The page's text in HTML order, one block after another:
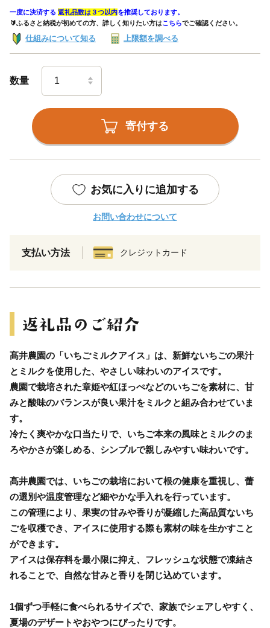
一度に決済する 返礼品数は３つ以内を推奨しております。
🔰ふるさと納税が初めての方、詳しく知りたい方はこちらでご確認ください。
仕組みについて知る 上限額を調べる
数量
寄付する
お気に入りに追加する
お問い合わせについて
支払い方法 クレジットカード
髙井農園の「いちごミルクアイス」は、新鮮ないちごの果汁
とミルクを使用した、やさしい味わいのアイスです。
農園で栽培された章姫や紅ほっぺなどのいちごを素材に、甘
みと酸味のバランスが良い果汁をミルクと組み合わせていま
す。
冷たく爽やかな口当たりで、いちご本来の風味とミルクのま
ろやかさが楽しめる、シンプルで親しみやすい味わいです。
髙井農園では、いちごの栽培において根の健康を重視し、蕾
の選別や温度管理など細やかな手入れを行っています。
この管理により、果実の甘みや香りが凝縮した高品質ないち
ごを収穫でき、アイスに使用する際も素材の味を生かすこと
ができます。
アイスは保存料を最小限に抑え、フレッシュな状態で凍結さ
れることで、自然な甘みと香りを閉じ込めています。
1個ずつ手軽に食べられるサイズで、家族でシェアしやすく、
夏場のデザートやおやつにぴったりです。